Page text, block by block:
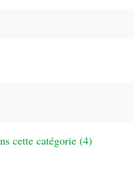
cette catégorie (4)